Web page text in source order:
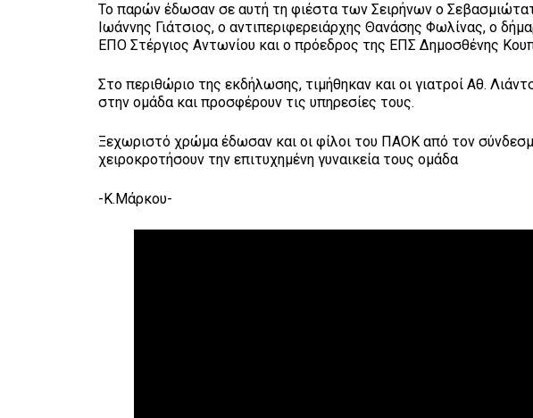
Το παρών έδωσαν σε αυτή τη φιέστα των Σειρήνων ο
Ιωάννης Γιάτσιος, ο αντιπεριφερειάρχης Θανάσης Φωλίνας, ο
ΕΠΟ Στέργιος Αντωνίου και ο πρόεδρος της ΕΠΣ Δημοσθένης
Στο περιθώριο της εκδήλωσης, τιμήθηκαν και οι γιατροί Αθ.
στην ομάδα και προσφέρουν τις υπηρεσίες τους.
Ξεχωριστό χρώμα έδωσαν και οι φίλοι του ΠΑΟΚ από τον
χειροκροτήσουν την επιτυχημένη γυναικεία τους ομάδα
-Κ.Μάρκου-